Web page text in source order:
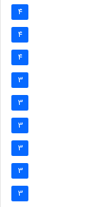
4
4
4
3
3
3
3
3
3